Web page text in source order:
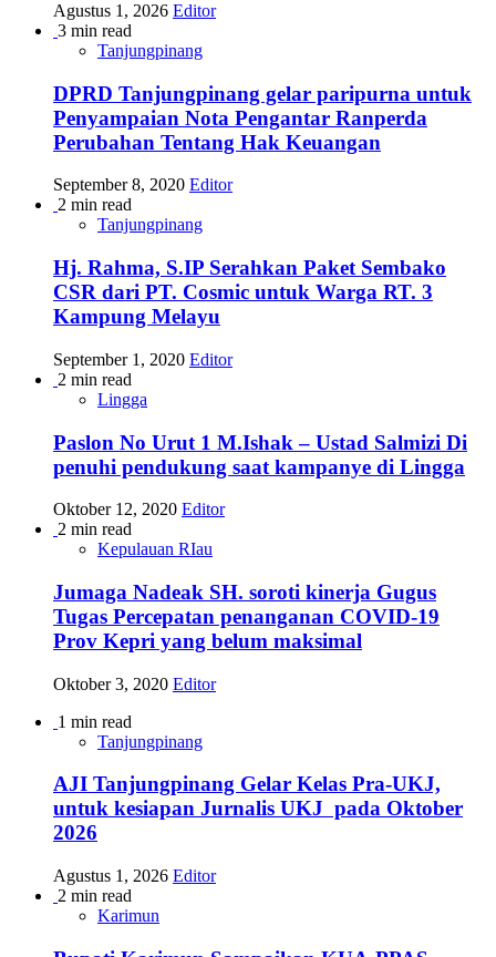
Agustus 1, 2026 Editor
3 min read
Tanjungpinang
DPRD Tanjungpinang gelar paripurna untuk
Penyampaian Nota Pengantar Ranperda
Perubahan Tentang Hak Keuangan
September 8, 2020 Editor
2 min read
Tanjungpinang
Hj. Rahma, S.IP Serahkan Paket Sembako
CSR dari PT. Cosmic untuk Warga RT. 3
Kampung Melayu
September 1, 2020 Editor
2 min read
Lingga
Paslon No Urut 1 M.Ishak – Ustad Salmizi Di
penuhi pendukung saat kampanye di Lingga
Oktober 12, 2020 Editor
2 min read
Kepulauan RIau
Jumaga Nadeak SH. soroti kinerja Gugus
Tugas Percepatan penanganan COVID-19
Prov Kepri yang belum maksimal
Oktober 3, 2020 Editor
1 min read
Tanjungpinang
AJI Tanjungpinang Gelar Kelas Pra-UKJ,
untuk kesiapan Jurnalis UKJ pada Oktober
2026
Agustus 1, 2026 Editor
2 min read
Karimun